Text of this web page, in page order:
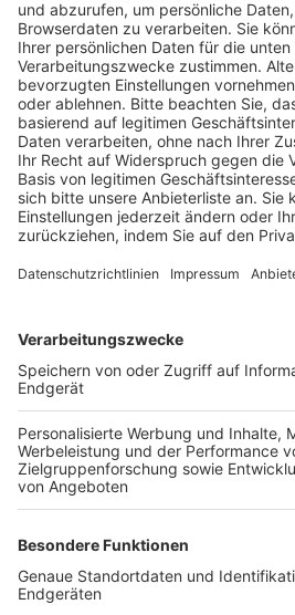
Pässe und Vereinswechsel
Trainerausbildung
Schulungsangebot Vereinsmitarbeiter
BFV-Geschäftsstellen
Trainerbörse
Login SpielPlus
FOLGE DEM BFV
TOP-VEREINE
TOP-PARTNER